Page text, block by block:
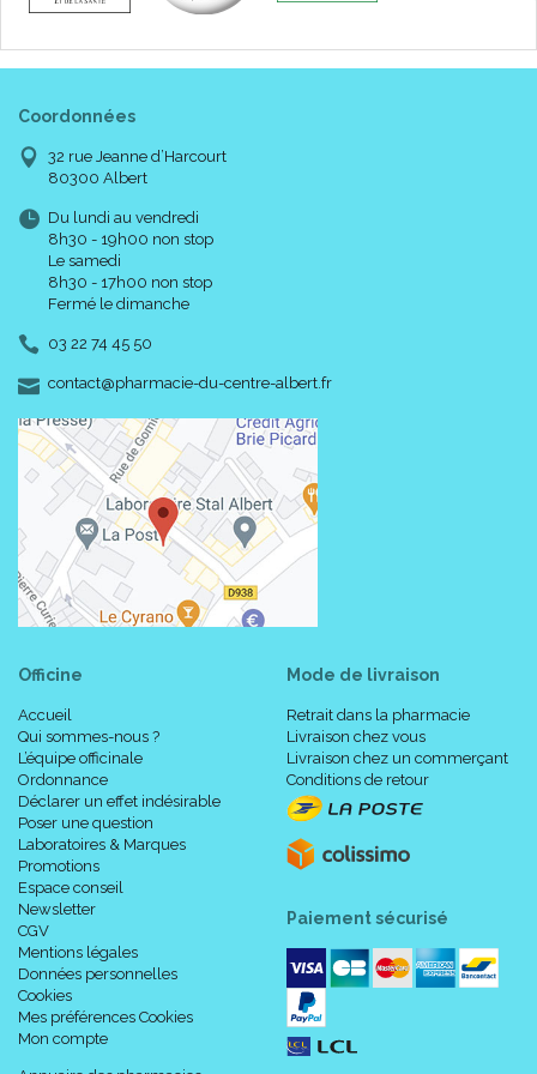
Entorses de gravité moyenne (stade II - lésion partielle
ligamentaire), entorses aiguës (stade III) et instabilités
Amélioration de la circulation grâce à la compression
Réduction des oedèmes et rétablissement accéléré.
Support et protection de la cheville.
Caractéristiques :
Disponible en 3 tailles (S, M et L), pour pied droit et pour
pied gauche.
Design optimisé et nouvelle configuration des sangles
simplifiant l’ application.
Doublure aérée et respirante pour le confort du patient.
Coques anatomiques semi-rigides pour maintenir la cheville
et éviter tout mouvement de rotation.
Attelle latéralisée.
Cellules pneumatiques DuplexTM pré-gonflées,
cliniquement prouvées pour accélérer le rétablissement.
Les cellules d’ air génèrent une compression intermittente,
favorisant la circulation sanguine et la réduction de l’
Coordonnées
32 rue Jeanne d’Harcourt
80300 Albert
Du lundi au vendredi
8h30 - 19h00 non stop
Le samedi
8h30 - 17h00 non stop
Fermé le dimanche
03 22 74 45 50
contact-
@-
pharmacie-du-centre-albert.fr
Officine
Accueil
Qui sommes-nous ?
L’équipe officinale
Ordonnance
Déclarer un effet indésirable
Poser une question
Laboratoires & Marques
Promotions
Espace conseil
Newsletter
CGV
Mentions légales
Données personnelles
Cookies
Mes préférences Cookies
Mon compte
Mode de livraison
Retrait dans la pharmacie
Livraison chez vous
Livraison chez un commerçant
Conditions de retour
Paiement sécurisé